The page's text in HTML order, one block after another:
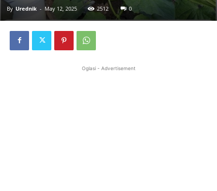
By Urednik - May 12, 2025 2512 0
Oglasi - Advertisement